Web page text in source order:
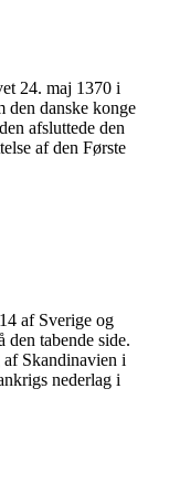
24. maj 1370 i
den danske konge
afsluttede den
af den Første
af Sverige og
den tabende side.
Skandinavien i
nederlag i